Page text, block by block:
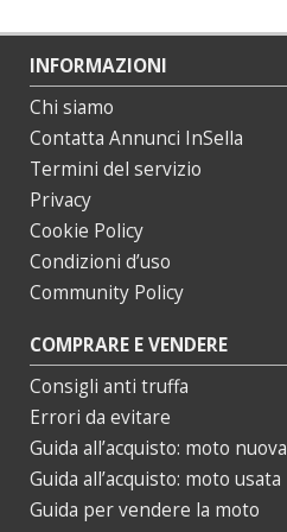
INFORMAZIONI
Chi siamo
Contatta Annunci InSella
Termini del servizio
Privacy
Cookie Policy
Condizioni d’uso
Community Policy
COMPRARE E VENDERE
Consigli anti truffa
Errori da evitare
Guida all’acquisto: moto nuova
Guida all’acquisto: moto usata
Guida per vendere la moto